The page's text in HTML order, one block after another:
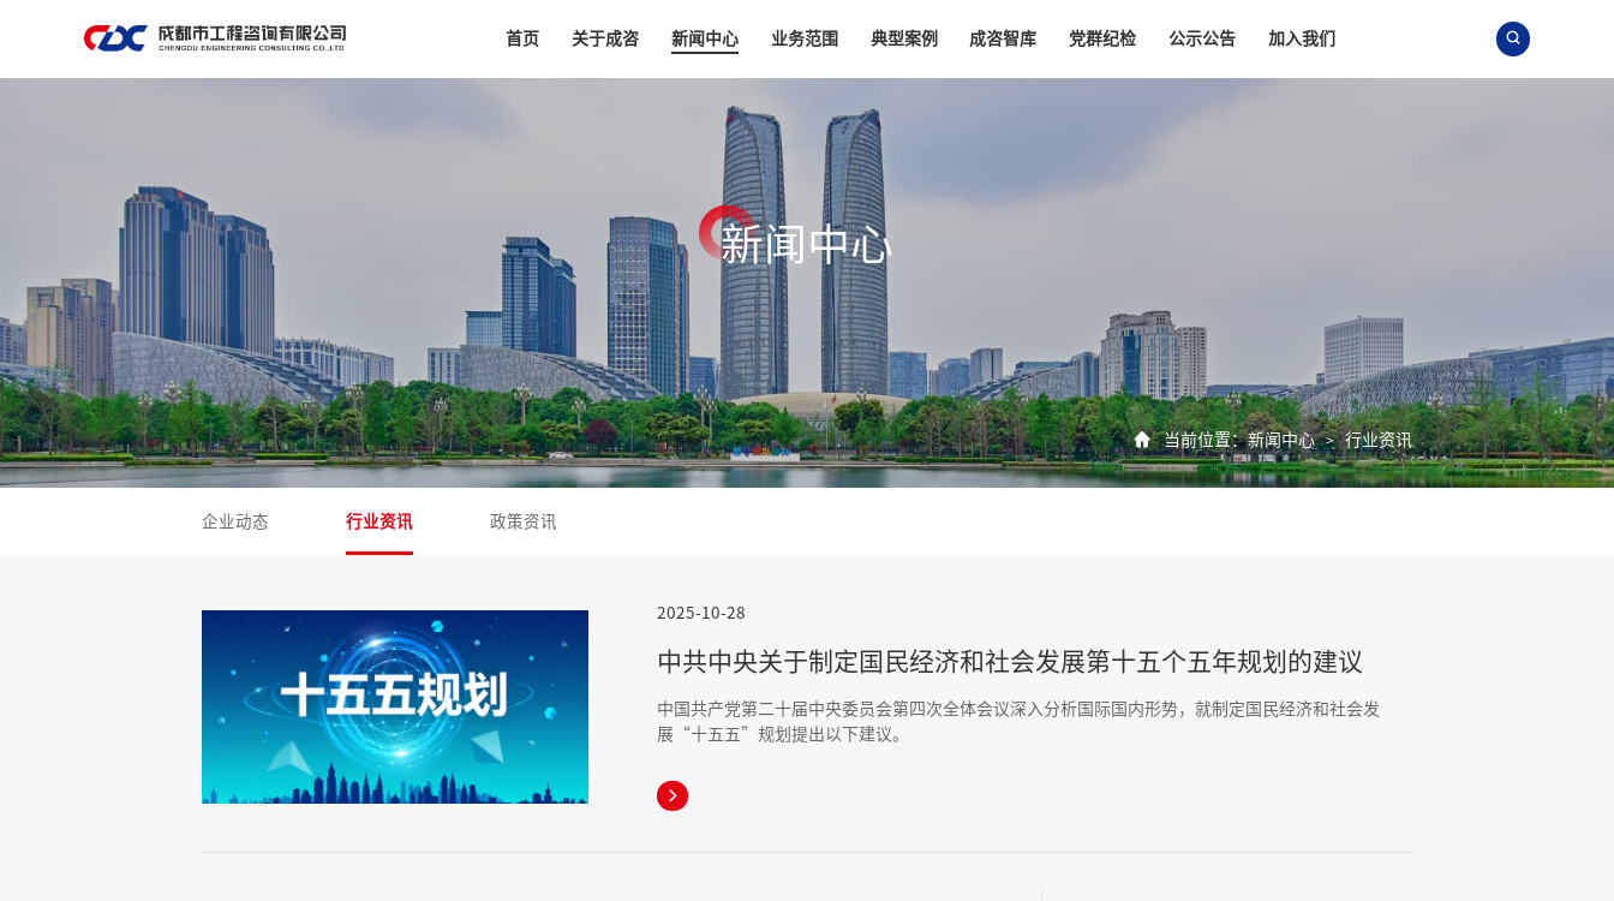
首页 关于成咨 新闻中心 业务范围 典型案例 成咨智库 党群纪检 公示公告 加入我们 
新闻 中心
 当前位置：新闻中心 > 行业资讯
企业动态 行业资讯 政策资讯
2025-10-28
中共中央关于制定国民经济和社会发展第十五个五年规划的建议
中国共产党第二十届中央委员会第四次全体会议深入分析国际国内形势，就制定国民经济和社会发
展“十五五”规划提出以下建议。
